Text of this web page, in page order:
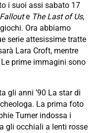
i suoi assi sabato 17
Falloute The Last of Us,
Ora abbiamo
serie attesissime tratte
Lara Croft, mentre
Le prime immagini sono
gli anni ’90 La star di
La prima foto
Turner indossa i
gli occhiali a lenti rosse